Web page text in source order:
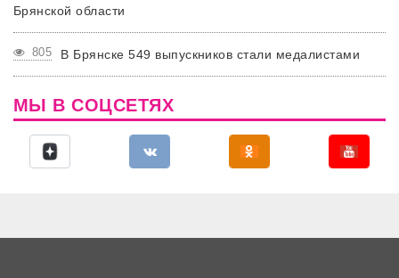
Брянской области
805 В Брянске 549 выпускников стали медалистами
МЫ В СОЦСЕТЯХ